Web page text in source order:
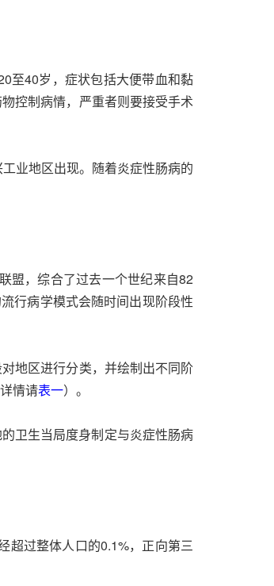
至40岁，症状包括大便带血和黏
控制病情，严重者则要接受手术
业地区出现。随着炎症性肠病的
盟，综合了过去一个世纪来自82
行病学模式会随时间出现阶段性
地区进行分类，并绘制出不同阶
情请表一）。
卫生当局度身制定与炎症性肠病
超过整体人口的0.1%，正向第三